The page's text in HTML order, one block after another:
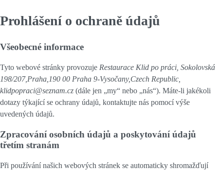
Prohlášení o ochraně údajů
Všeobecné informace
Tyto webové stránky provozuje Restaurace Klid po práci, Sokolovská
198/207,Praha,190 00 Praha 9-Vysočany,Czech Republic,
klidpopraci@seznam.cz (dále jen „my“ nebo „nás“). Máte-li jakékoli
dotazy týkající se ochrany údajů, kontaktujte nás pomocí výše
uvedených údajů.
Zpracování osobních údajů a poskytování údajů
třetím stranám
Při používání našich webových stránek se automaticky shromažďují